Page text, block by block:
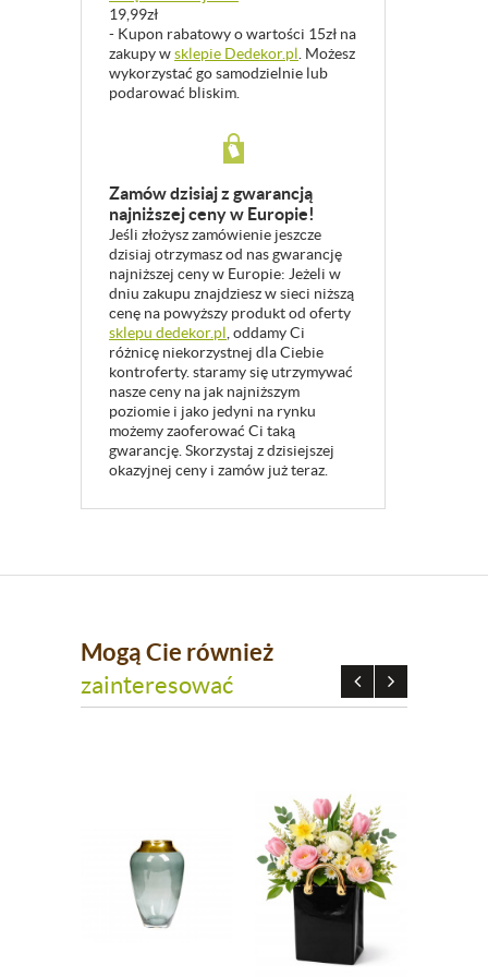
19,99zł
- Kupon rabatowy o wartości 15zł na
zakupy wsklepie Dedekor.pl. Możesz
wykorzystać go samodzielnie lub
podarować bliskim.
Zamów dzisiaj z gwarancją
najniższej ceny w Europie!
Jeśli złożysz zamówienie jeszcze
dzisiaj otrzymasz od nas gwarancję
najniższej ceny w Europie: Jeżeli w
dniu zakupu znajdziesz w sieci niższą
cenę na powyższy produkt od oferty
sklepu dedekor.pl, oddamy Ci
różnicę niekorzystnej dla Ciebie
kontroferty. staramy się utrzymywać
nasze ceny na jak najniższym
poziomie i jako jedyni na rynku
możemy zaoferować Ci taką
gwarancję. Skorzystaj z dzisiejszej
okazyjnej ceny i zamów już teraz.
Mogą Cie również
zainteresować